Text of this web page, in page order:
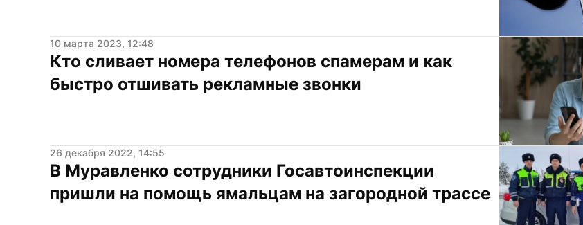
10 марта 2023, 12:48
Кто сливает номера телефонов спамерам и как
быстро отшивать рекламные звонки
26 декабря 2022, 14:55
В Муравленко сотрудники Госавтоинспекции
пришли на помощь ямальцам на загородной трассе